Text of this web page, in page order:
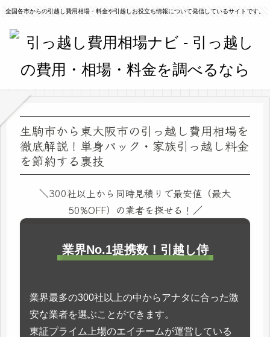
全国各市からの引越し費用相場・料金や引越しお役立ち情報について発信しているサイトです。
生駒市から東大阪市の引っ越し費用相場を
徹底解説！単身パック・家族引っ越し料金
を節約する裏技
＼300社以上から同時見積りで最安値（最大
50%OFF）の業者を探せる！／
業界No.1提携数！引越し侍
業界最多の300社以上の中からアナタに合った激
安な業者を選ぶことができます。
東証プライム上場のエイチームが運営している